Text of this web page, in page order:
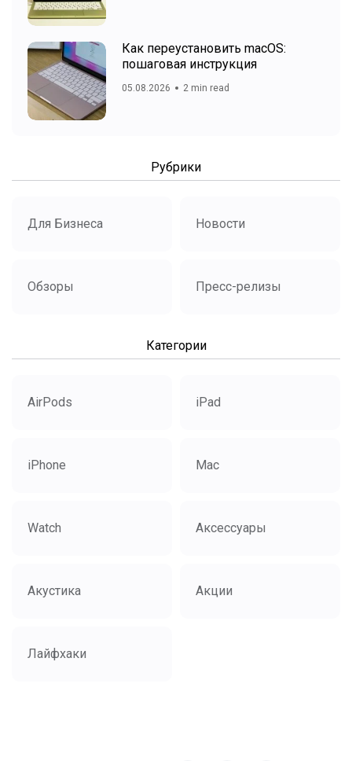
Как переустановить macOS:
пошаговая инструкция
05.08.2026 2 min read
Рубрики
Для Бизнеса Новости
Обзоры Пресс-релизы
Категории
AirPods iPad
iPhone Mac
Watch Аксессуары
Акустика Акции
Лайфхаки